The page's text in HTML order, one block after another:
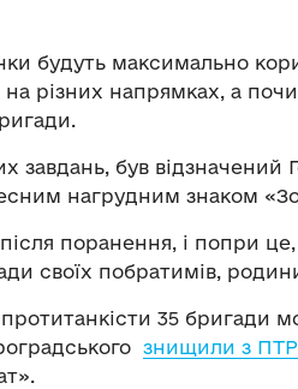
будуть максимально
різних напрямках, а
завдань, був відзначений
нагрудним знаком
поранення, і попри це,
своїх побратимів,
35 бригади
знищили з